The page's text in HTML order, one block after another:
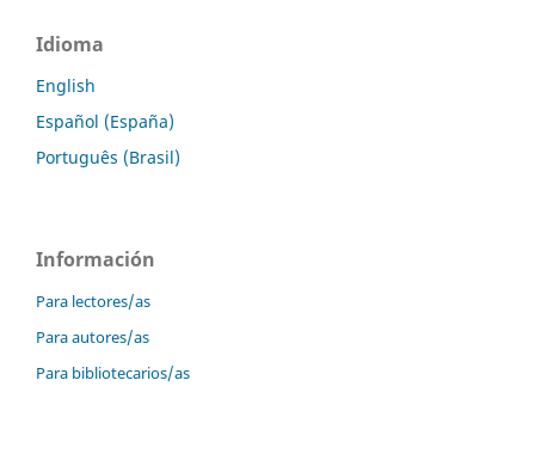
Idioma
English
Español (España)
Português (Brasil)
Información
Para lectores/as
Para autores/as
Para bibliotecarios/as